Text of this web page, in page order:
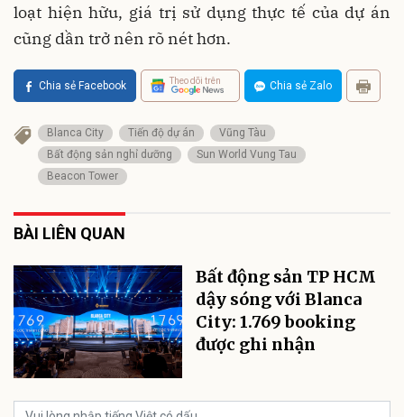
loạt hiện hữu, giá trị sử dụng thực tế của dự án
cũng dần trở nên rõ nét hơn.
Chia sẻ Facebook Theo dõi trên Chia sẻ Zalo
Blanca City Tiến độ dự án
Vũng Tàu
Bất động sản nghỉ dưỡng
Sun World Vung Tau
Beacon Tower
BÀI LIÊN QUAN
Bất động sản TP HCM
dậy sóng với Blanca
City: 1.769 booking
được ghi nhận